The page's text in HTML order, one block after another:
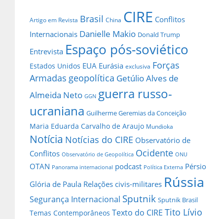
Artigo em Revista Brasil China CIRE Conflitos
Internacionais Danielle Makio Donald Trump
Entrevista Espaço pós-soviético
Estados Unidos EUA Eurásia exclusiva Forças
Armadas geopolítica Getúlio Alves de
Almeida Neto GGN guerra russo-
ucraniana Guilherme Geremias da Conceição
Maria Eduarda Carvalho de Araujo Mundioka
Notícia Notícias do CIRE Observatório de
Conflitos Observatório de Geopolítica Ocidente ONU
OTAN Panorama internacional podcast Política Externa Pérsio
Glória de Paula Relações civis-militares Rússia
Segurança Internacional Sputnik Sputnik Brasil
Temas Contemporâneos Texto do CIRE Tito Lívio